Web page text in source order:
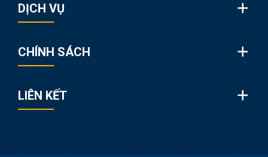
DỊCH VỤ
CHÍNH SÁCH
LIÊN KẾT